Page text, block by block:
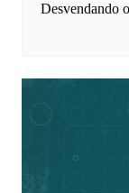
Desvendando